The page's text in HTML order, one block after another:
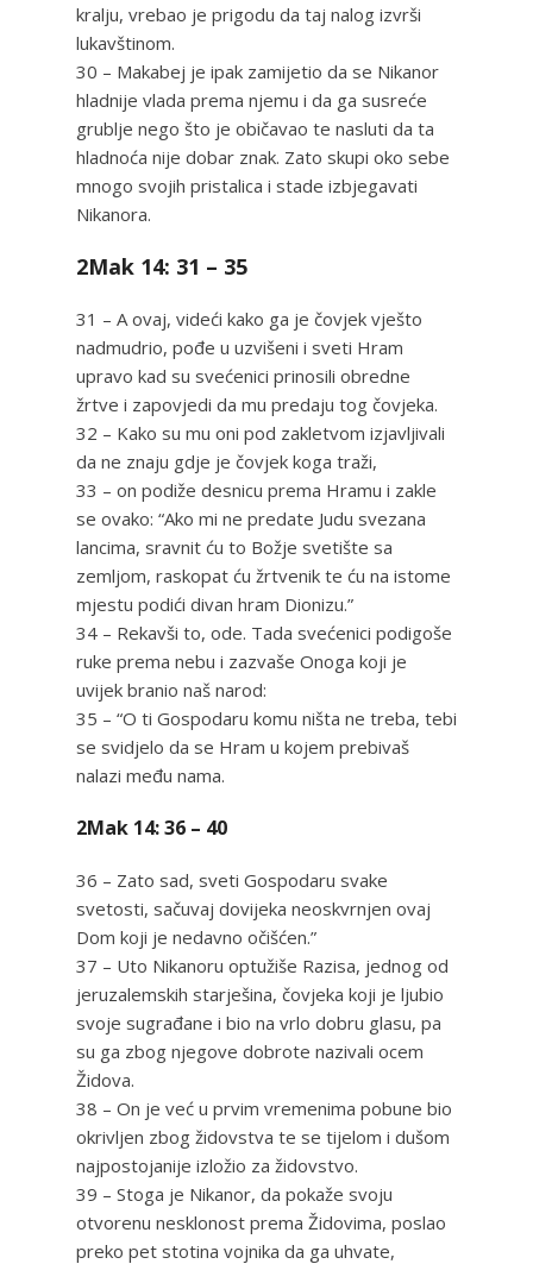
kralju, vrebao je prigodu da taj nalog izvrši
lukavštinom.
30 – Makabej je ipak zamijetio da se Nikanor
hladnije vlada prema njemu i da ga susreće
grublje nego što je običavao te nasluti da ta
hladnoća nije dobar znak. Zato skupi oko sebe
mnogo svojih pristalica i stade izbjegavati
Nikanora.
2Mak 14: 31 – 35
31 – A ovaj, videći kako ga je čovjek vješto
nadmudrio, pođe u uzvišeni i sveti Hram
upravo kad su svećenici prinosili obredne
žrtve i zapovjedi da mu predaju tog čovjeka.
32 – Kako su mu oni pod zakletvom izjavljivali
da ne znaju gdje je čovjek koga traži,
33 – on podiže desnicu prema Hramu i zakle
se ovako: “Ako mi ne predate Judu svezana
lancima, sravnit ću to Božje svetište sa
zemljom, raskopat ću žrtvenik te ću na istome
mjestu podići divan hram Dionizu.”
34 – Rekavši to, ode. Tada svećenici podigoše
ruke prema nebu i zazvaše Onoga koji je
uvijek branio naš narod:
35 – “O ti Gospodaru komu ništa ne treba, tebi
se svidjelo da se Hram u kojem prebivaš
nalazi među nama.
2Mak 14: 36 – 40
36 – Zato sad, sveti Gospodaru svake
svetosti, sačuvaj dovijeka neoskvrnjen ovaj
Dom koji je nedavno očišćen.”
37 – Uto Nikanoru optužiše Razisa, jednog od
jeruzalemskih starješina, čovjeka koji je ljubio
svoje sugrađane i bio na vrlo dobru glasu, pa
su ga zbog njegove dobrote nazivali ocem
Židova.
38 – On je već u prvim vremenima pobune bio
okrivljen zbog židovstva te se tijelom i dušom
najpostojanije izložio za židovstvo.
39 – Stoga je Nikanor, da pokaže svoju
otvorenu nesklonost prema Židovima, poslao
preko pet stotina vojnika da ga uhvate,